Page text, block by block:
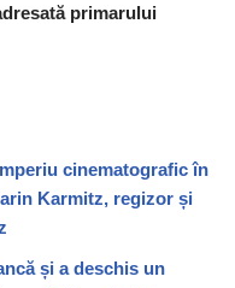
primarului
cinematografic în
Karmitz, regizor și
și a deschis un